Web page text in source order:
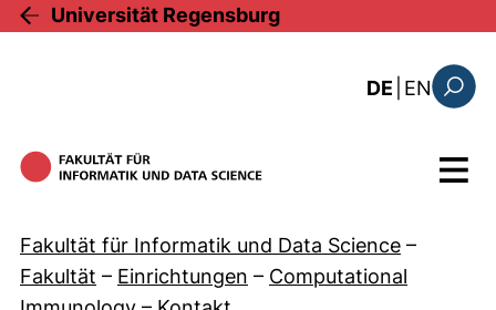
Direkt zum Inhalt
Universität Regensburg
DE EN: this
Menü
Fakultät für Informatik und Data Science –
Fakultät – Einrichtungen – Computational